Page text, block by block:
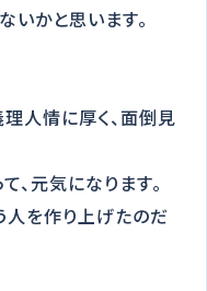
いかと思います。
理人情に厚く、面倒見
、元気になります。
人を作り上げたのだ